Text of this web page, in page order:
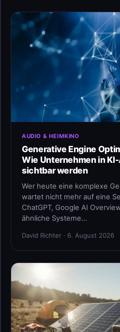
AUDIO & HEIMKINO
Generative Engine
Wie Unternehmen in
sichtbar werden
Wer heute eine komplexe
wartet nicht mehr auf eine
ChatGPT, Google AI
ähnliche Systeme…
David Richter · 6. August 2026